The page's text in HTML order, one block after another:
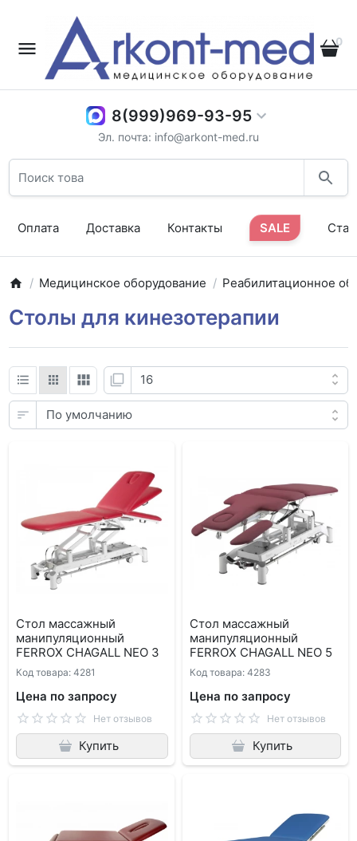
0
8(999)969-93-95
Эл. почта: info@arkont-med.ru
Оплата Доставка Контакты SALE
Медицинское оборудование Реабилитационное
Столы для кинезотерапии
Стол массажный
манипуляционный
FERROX CHAGALL NEO 3
Код товара: 4281
Цена по запросу
Нет отзывов
Купить
Стол массажный
манипуляционный
FERROX CHAGALL NEO 5
Код товара: 4283
Цена по запросу
Нет отзывов
Купить